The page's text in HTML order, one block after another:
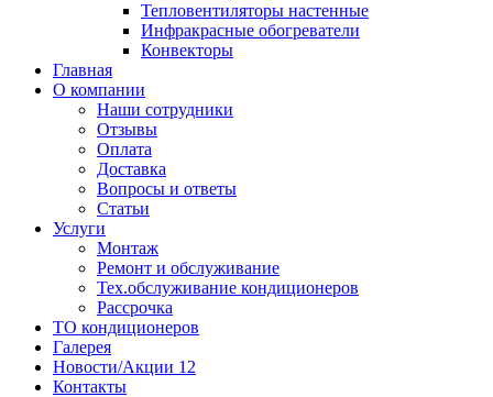
Тепловентиляторы настенные
Инфракрасные обогреватели
Конвекторы
Главная
О компании
Наши сотрудники
Отзывы
Оплата
Доставка
Вопросы и ответы
Статьи
Услуги
Монтаж
Ремонт и обслуживание
Тех.обслуживание кондиционеров
Рассрочка
ТО кондиционеров
Галерея
Новости/Акции 12
Контакты